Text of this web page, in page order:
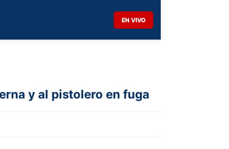
EN VIVO
y al pistolero en fuga